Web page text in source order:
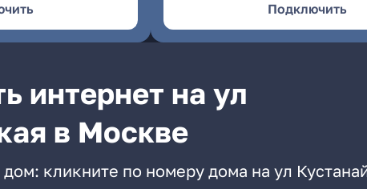
Подключить
интернет на ул
в Москве
кликните по номеру дома на ул